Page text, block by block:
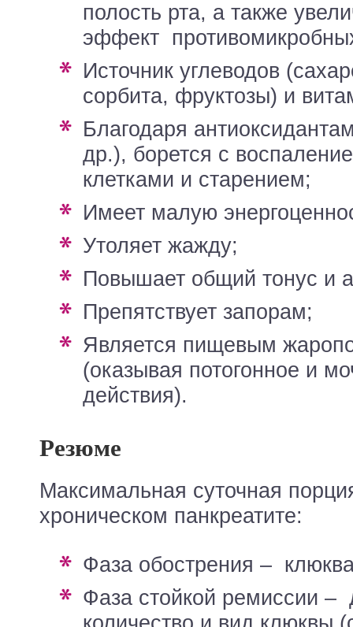
полость рта, а также
эффект
источник углеводов (сахарозы, глюкозы,
сорбита, фруктозы) и
благодаря антиоксидантам ( полифенол и
др.), борется с
клетками и старением;
имеет малую
утоляет жажду;
повышает общий тонус и
препятствует запорам;
является пищевым жаропонижающим
(оказывая потогонное и
действия).
Резюме
Максимальная суточная
хроническом панкреатите:
фаза обострения –
фаза стойкой ремиссии – допустимое